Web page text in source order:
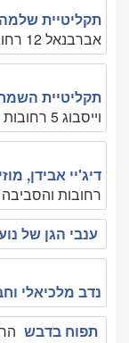
תקליטיית
אברבנאל 12 רחובות , 0523283082
תקליטיית
וייסבוג 5 רחובות , 050-4230070
דיג'יי אבידן,
רחובות והסביבה
ענבי הגן של
נדב מלכיאלי
תפוח בדבש הרצל 105